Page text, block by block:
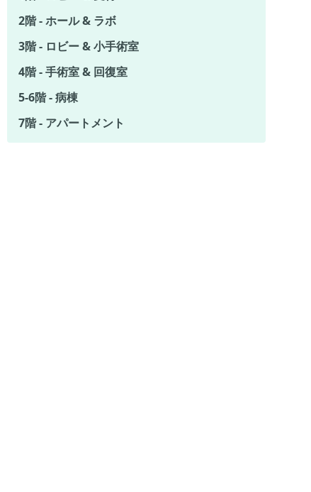
2階 - ホール & ラボ
3階 - ロビー & 小手術室
4階 - 手術室 & 回復室
5-6階 - 病棟
7階 - アパートメント